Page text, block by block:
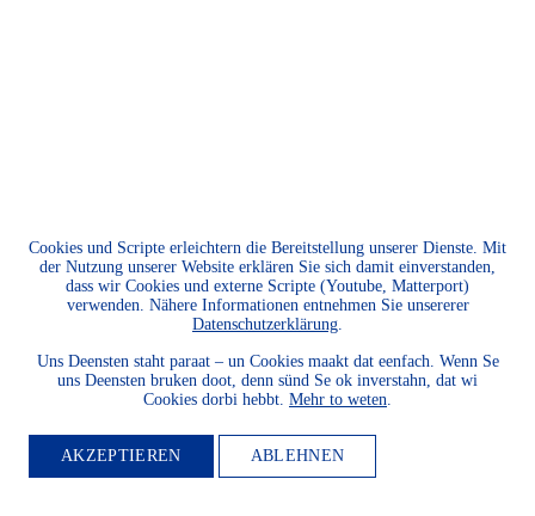
Cookies und Scripte erleichtern die Bereitstellung unserer Dienste. Mit
der Nutzung unserer Website erklären Sie sich damit einverstanden,
dass wir Cookies und externe Scripte (Youtube, Matterport)
verwenden. Nähere Informationen entnehmen Sie unsererer
Datenschutzerklärung
Uns Deensten staht paraat – un Cookies maakt dat eenfach. Wenn Se
uns Deensten bruken doot, denn sünd Se ok inverstahn, dat wi
Cookies dorbi hebbt. Mehr to weten
AKZEPTIEREN ABLEHNEN